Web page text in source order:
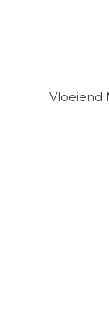
Vloeiend